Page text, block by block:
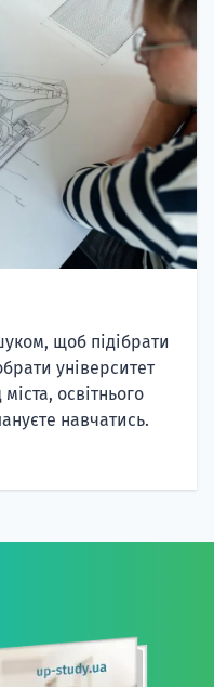
щоб підібрати
університет
освітнього
навчатись.